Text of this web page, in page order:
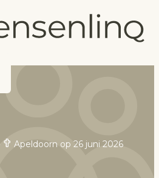
Apeldoorn op 26 juni 2026